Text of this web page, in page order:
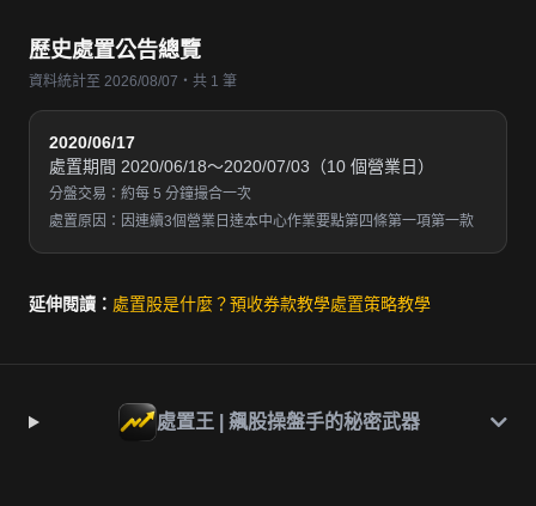
歷史處置公告總覽
資料統計至 2026/08/07・共 1 筆
2020/06/17
處置期間 2020/06/18～2020/07/03（10 個營業日）
分盤交易：約每 5 分鐘撮合一次
處置原因：因連續3個營業日達本中心作業要點第四條第一項第一款
延伸閱讀： 處置股是什麼？預收券款教學處置策略教學
處置王 | 飆股操盤手的秘密武器